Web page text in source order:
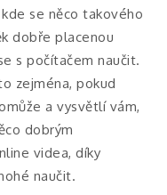
se něco takového
dobře placenou
s počítačem naučit.
zejména, pokud
a vysvětlí vám,
dobrým
videa, díky
naučit.